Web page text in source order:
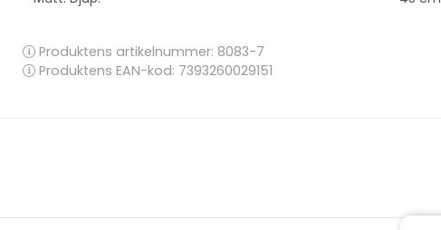
Produktens artikelnummer: 8083-7
Produktens EAN-kod: 7393260029151